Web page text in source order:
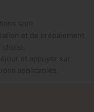
sont
et de prépaiement
et appuyer sur
applicables.